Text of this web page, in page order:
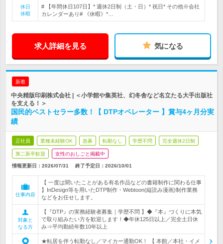
休日
休暇
# 【年間休日107日】* 週休2日制（土・日）* 祝日* その他※会社
カレンダーあり# 《休暇》*…
求人詳細を見る 気になる
新着
中央精版印刷株式会社 | ＜小学館や集英社、幻冬舎など名立たる大手出版社
を支える！＞
国民的ベストセラー多数！【 DTPオペレーター 】賞与4ヶ月分実
績
正社員 業種未経験OK 急募 転勤なし 学歴不問 完全週休2日制
第二新卒歓迎 女性のおしごと掲載中
情報更新日：2026/07/31 終了予定日： 2026/10/01
仕事内容
【 一度は聞いたことがある有名作品などの書籍制作に関わる仕事
】InDesign等を用いたDTP制作・Webtoon(縦読み漫画)制作業務
などをお任せします。
対象と
なる方
【『DTP』の実務経験者募集｜学歴不問 】◆『本』づくりに本気
で取り組みたい方を歓迎します！◆年休125日以上／完全土日休
み⇒平均勤続年数10年以上
★転居を伴う転勤なし／マイカー通勤OK！ 【 本館／本社・イメ